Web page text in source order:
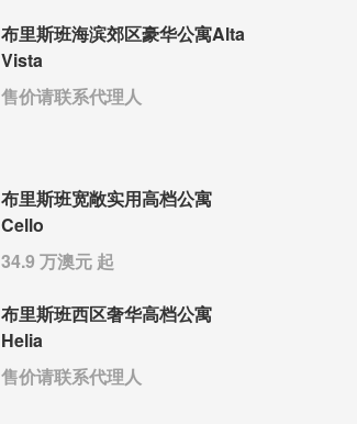
布里斯班海滨郊区豪华公寓Alta
Vista
售价请联系代理人
布里斯班宽敞实用高档公寓
Cello
34.9 万澳元 起
布里斯班西区奢华高档公寓
Helia
售价请联系代理人